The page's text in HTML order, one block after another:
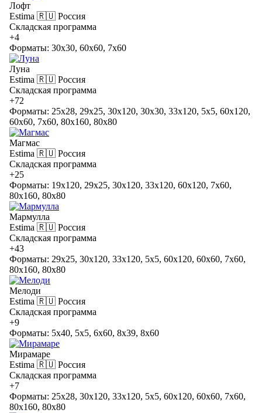
Лофт
Estima 🇷🇺 Россия
Складская программа
+4
Форматы: 30x30, 60x60, 7x60
Луна
Estima 🇷🇺 Россия
Складская программа
+72
Форматы: 25x28, 29x25, 30x120, 30x30, 33x120, 5x5, 60x120,
60x60, 7x60, 80x160, 80x80
Магмас
Estima 🇷🇺 Россия
Складская программа
+25
Форматы: 19x120, 29x25, 30x120, 33x120, 60x120, 7x60,
80x160, 80x80
Мармулла
Estima 🇷🇺 Россия
Складская программа
+43
Форматы: 29x25, 30x120, 33x120, 5x5, 60x120, 60x60, 7x60,
80x160, 80x80
Мелоди
Estima 🇷🇺 Россия
Складская программа
+9
Форматы: 5x40, 5x5, 6x60, 8x39, 8x60
Мирамаре
Estima 🇷🇺 Россия
Складская программа
+7
Форматы: 25x28, 30x120, 33x120, 5x5, 60x120, 60x60, 7x60,
80x160, 80x80